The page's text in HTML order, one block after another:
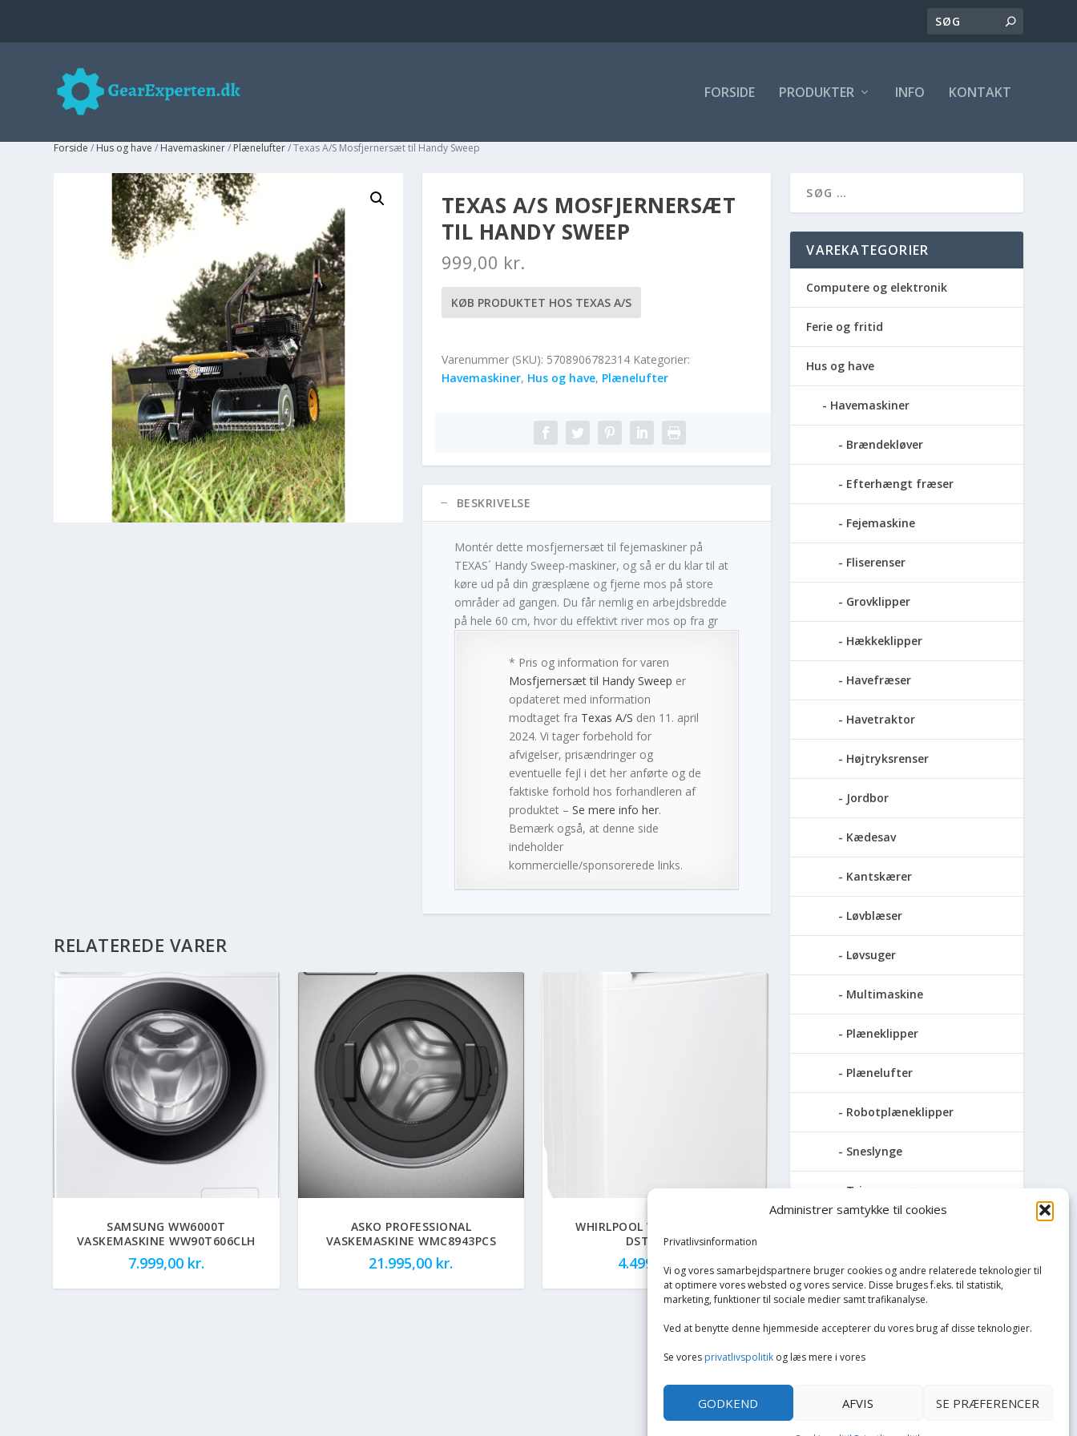
Administrer samtykke til cookies
Privatlivsinformation
Vi og vores samarbejdspartnere bruger cookies og andre relaterede teknologier til
at optimere vores websted og vores service. Disse bruges f.eks. til statistik,
marketing, funktioner til sociale medier samt trafikanalyse.
Ved at benytte denne hjemmeside accepterer du vores brug af disse teknologier.
Se vores privatlivspolitik og læs mere i vores
GODKEND AFVIS SE PRÆFERENCER
FORSIDE PRODUKTER INFO KONTAKT
Forside / Hus og have / Havemaskiner/ Plænelufter/ Texas A/S Mosfjernersæt til Handy Sweep
TEXAS A/S MOSFJERNERSÆT
TIL HANDY SWEEP
999,00 kr.
KØB PRODUKTET HOS TEXAS A/S
Varenummer (SKU): 5708906782314 Kategorier:
Havemaskiner, Hus og have, Plænelufter
BESKRIVELSE
Montér dette mosfjernersæt til fejemaskiner på
TEXAS´ Handy Sweep-maskiner, og så er du klar til at
køre ud på din græsplæne og fjerne mos på store
områder ad gangen. Du får nemlig en arbejdsbredde
på hele 60 cm, hvor du effektivt river mos op fra gr
* Pris og information for varen
Mosfjernersæt til Handy Sweep er
opdateret med information
modtaget fra Texas A/S den 11. april
2024. Vi tager forbehold for
afvigelser, prisændringer og
eventuelle fejl i det her anførte og de
faktiske forhold hos forhandleren af
produktet – Se mere info her.
Bemærk også, at denne side
indeholder
kommercielle/sponsorerede links.
RELATEREDE VARER
SAMSUNG WW6000T
VASKEMASKINE WW90T606CLH
7.999,00 kr.
ASKO PROFESSIONAL
VASKEMASKINE WMC8943PCS
21.995,00 kr.
WHIRLPOOL VASKEMASKINE
DST7000N
4.499,00
VAREKATEGORIER
Computere og elektronik
Ferie og fritid
Hus og have
Havemaskiner
Brændekløver
Efterhængt fræser
Fejemaskine
Fliserenser
Grovklipper
Hækkeklipper
Havefræser
Havetraktor
Højtryksrenser
Jordbor
Kædesav
Kantskærer
Løvblæser
Løvsuger
Multimaskine
Plæneklipper
Plænelufter
Robotplæneklipper
Sneslynge
Trimmersnøre
Køkken
Opvarmning